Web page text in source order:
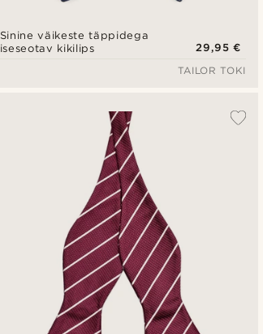
Sinine väikeste täppidega
iseseotav kikilips
29,95 €
TAILOR TOKI